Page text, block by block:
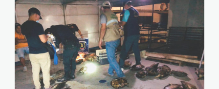
tortugas-charapas-
gore-ucayali